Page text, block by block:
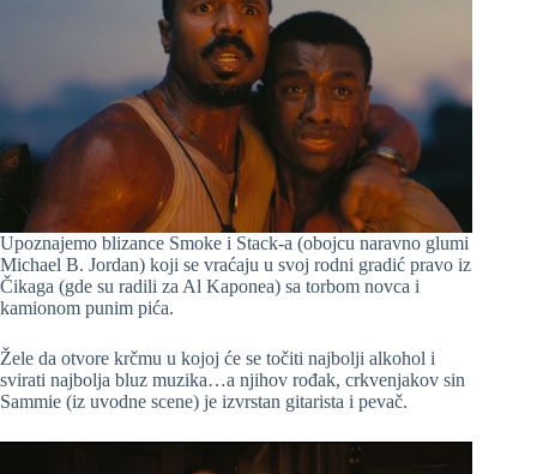
Upoznajemo blizance Smoke i Stack-a (obojcu naravno glumi
Michael B. Jordan) koji se vraćaju u svoj rodni gradić pravo iz
Čikaga (gde su radili za Al Kaponea) sa torbom novca i
kamionom punim pića.
Žele da otvore krčmu u kojoj će se točiti najbolji alkohol i
svirati najbolja bluz muzika…a njihov rođak, crkvenjakov sin
Sammie (iz uvodne scene) je izvrstan gitarista i pevač.